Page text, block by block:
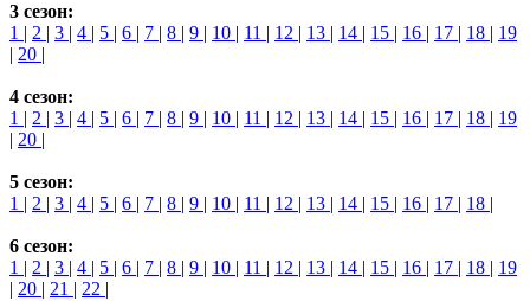
3 сезон:
1 | 2 | 3 | 4 | 5 | 6 | 7 | 8 | 9 | 10 | 11 | 12 | 13 | 14 | 15 | 16 | 17 | 18 | 19
| 20 |
4 сезон:
1 | 2 | 3 | 4 | 5 | 6 | 7 | 8 | 9 | 10 | 11 | 12 | 13 | 14 | 15 | 16 | 17 | 18 | 19
| 20 |
5 сезон:
1 | 2 | 3 | 4 | 5 | 6 | 7 | 8 | 9 | 10 | 11 | 12 | 13 | 14 | 15 | 16 | 17 | 18 |
6 сезон:
1 | 2 | 3 | 4 | 5 | 6 | 7 | 8 | 9 | 10 | 11 | 12 | 13 | 14 | 15 | 16 | 17 | 18 | 19
| 20 | 21 | 22 |